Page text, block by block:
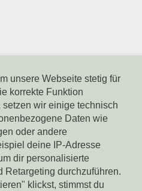
unsere Webseite stetig für
korrekte Funktion
wir einige technisch
Daten wie
oder andere
deine IP-Adresse
dir personalisierte
Retargeting durchzuführen.
klickst, stimmst du